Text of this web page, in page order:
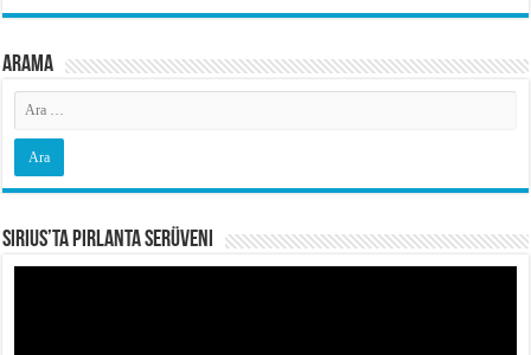
Arama
Sirius’ta Pırlanta Serüveni